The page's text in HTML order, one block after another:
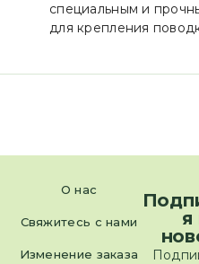
специальным и
для крепления
О нас
Свяжитесь с нами
Изменение заказа
я